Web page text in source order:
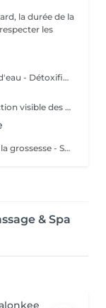
les
Bienfaits : - Réduit les dèmes et la rétention d'eau - Détoxifie l'organisme - Améliore la circulation lymphatique - Soulage la sensation de jambes lourdes - Favorise la récupération postopératoire
Bienfaits : - Drainage intensif et ciblé - Réduction visible des gonflements - Amélioration du contour corporel - Sensation immédiate de légèreté
Bienfaits : - Réduit les gonflements pendant la grossesse - Soulage les jambes lourdes - Améliore la circulation - Procure confort et légèreté
& Spa